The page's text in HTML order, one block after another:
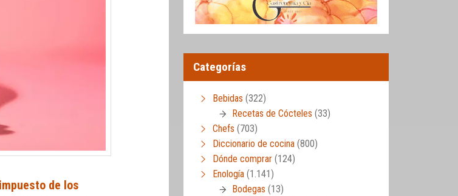
impuesto de los
Categorías
Bebidas (322)
Recetas de Cócteles (33)
Chefs (703)
Diccionario de cocina (800)
Dónde comprar (124)
Enología (1.141)
Bodegas (13)